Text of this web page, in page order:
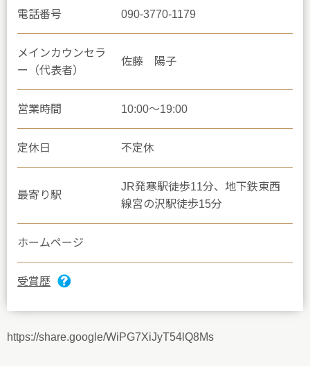
電話番号 090-3770-1179
メインカウンセラ
ー（代表者）
佐藤 陽子
営業時間 10:00〜19:00
定休日 不定休
最寄り駅
JR発寒駅徒歩11分、地下鉄東西
線宮の沢駅徒歩15分
ホームページ
受賞歴
https://share.google/WiPG7XiJyT54lQ8Ms